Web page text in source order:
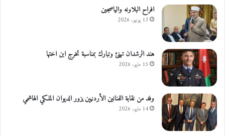
افراح البلاونه والياصجين
13 يونيو، 2026
هند الرشدان تهنئ وتبارك بمناسبة تخرج ابن اختها
15 مايو، 2026
وفد من نقابة الفنانين الأردنيين يزور الديوان الملكي الهاشمي
14 مايو، 2026